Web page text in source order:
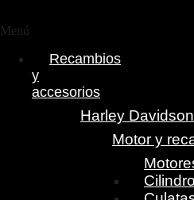
Menú
Recambios
y
accesorios
Harley Davidson
Motor y